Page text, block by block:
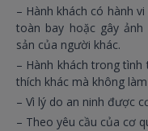
– Hành khách có hành
toàn bay hoặc gây
sản của người khác.
– Hành khách trong
thích khác mà không
– Vì lý do an ninh được
– Theo yêu cầu của cơ